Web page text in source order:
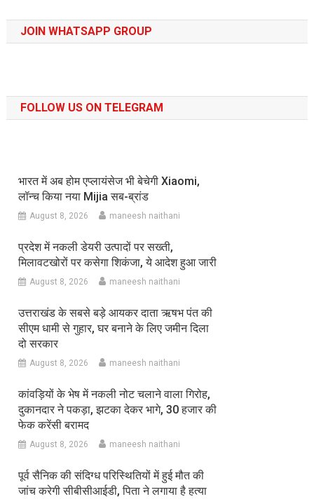
JOIN WHATSAPP GROUP
FOLLOW US ON TELEGRAM
भारत में अब होम एप्लायंसेज भी बेचेगी Xiaomi,
लॉन्च किया नया Mijia सब-ब्रांड
August 8, 2026 maneesh naithani
प्रदेश में नकली डेयरी उत्पादों पर सख्ती,
मिलावटखोरों पर कसेगा शिकंजा, ये आदेश हुआ जारी
August 8, 2026 maneesh naithani
उत्तराखंड के सबसे बड़े आयकर दाता ऋषभ पंत की
सीएम धामी से गुहार, घर बनाने के लिए जमीन दिला
दो सरकार
August 8, 2026 maneesh naithani
कांवड़ियों के भेष में नकली नोट चलाने वाला गिरोह,
दुकानदार ने पकड़ा, झटका देकर भागे, 30 हजार की
फेक करेंसी बरामद
August 8, 2026 maneesh naithani
पूर्व सैनिक की संदिग्ध परिस्थितियों में हुई मौत की
जांच करेगी सीबीसीआईडी, पिता ने लगाया है हत्या